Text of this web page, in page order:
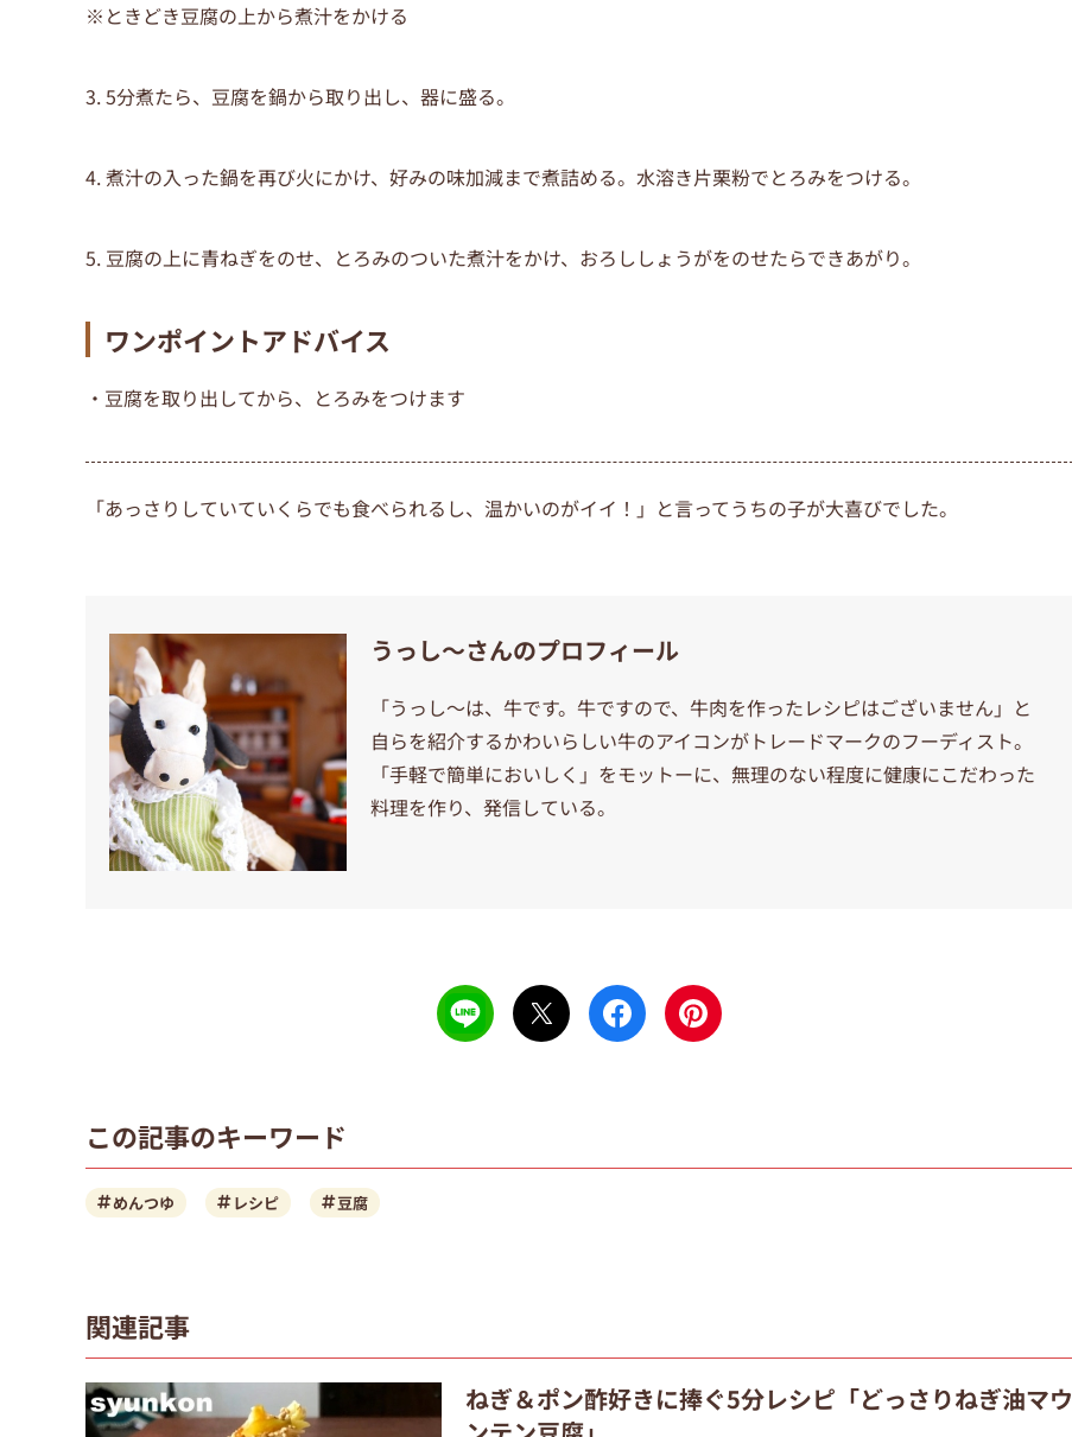
※ときどき豆腐の上から煮汁をかける
3. 5分煮たら、豆腐を鍋から取り出し、器に盛る。
4. 煮汁の入った鍋を再び火にかけ、好みの味加減まで煮詰める。水溶き片栗粉でとろみをつける。
5. 豆腐の上に青ねぎをのせ、とろみのついた煮汁をかけ、おろししょうがをのせたらできあがり。
ワンポイントアドバイス
・豆腐を取り出してから、とろみをつけます
「あっさりしていていくらでも食べられるし、温かいのがイイ！」と言ってうちの子が大喜びでした。
うっし〜さんのプロフィール
「うっし〜は、牛です。牛ですので、牛肉を作ったレシピはございません」と
自らを紹介するかわいらしい牛のアイコンがトレードマークのフーディスト。
「手軽で簡単においしく」をモットーに、無理のない程度に健康にこだわった
料理を作り、発信している。
この記事のキーワード
めんつゆ レシピ 豆腐
関連記事
ねぎ＆ポン酢好きに捧ぐ5分レシピ「どっさりねぎ油マウ